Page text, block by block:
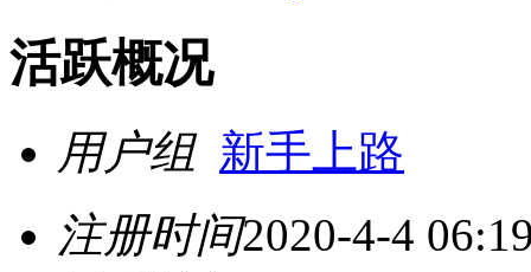
活跃概况
用户组 新手上路
注册时间2020-4-4